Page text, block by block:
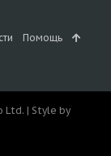
Помощь
Ltd. | Style by